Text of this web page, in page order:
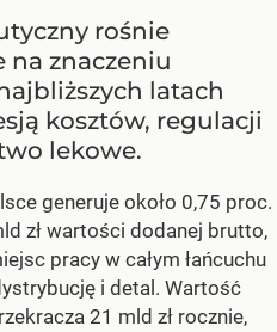
rośnie
na znaczeniu
latach
kosztów, regulacji
lekowe.
generuje około 0,75 proc.
zł wartości dodanej brutto,
pracy w całym łańcuchu
i detal. Wartość
21 mld zł rocznie,